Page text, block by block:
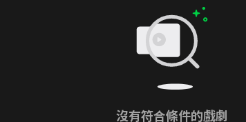
沒有符合條件的戲劇